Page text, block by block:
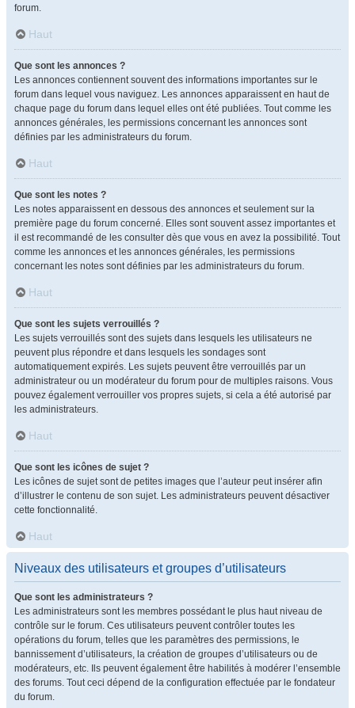
forum.
Haut
Que sont les annonces ?
Les annonces contiennent souvent des informations importantes sur le
forum dans lequel vous naviguez. Les annonces apparaissent en haut de
chaque page du forum dans lequel elles ont été publiées. Tout comme les
annonces générales, les permissions concernant les annonces sont
définies par les administrateurs du forum.
Haut
Que sont les notes ?
Les notes apparaissent en dessous des annonces et seulement sur la
première page du forum concerné. Elles sont souvent assez importantes et
il est recommandé de les consulter dès que vous en avez la possibilité. Tout
comme les annonces et les annonces générales, les permissions
concernant les notes sont définies par les administrateurs du forum.
Haut
Que sont les sujets verrouillés ?
Les sujets verrouillés sont des sujets dans lesquels les utilisateurs ne
peuvent plus répondre et dans lesquels les sondages sont
automatiquement expirés. Les sujets peuvent être verrouillés par un
administrateur ou un modérateur du forum pour de multiples raisons. Vous
pouvez également verrouiller vos propres sujets, si cela a été autorisé par
les administrateurs.
Haut
Que sont les icônes de sujet ?
Les icônes de sujet sont de petites images que l’auteur peut insérer afin
d’illustrer le contenu de son sujet. Les administrateurs peuvent désactiver
cette fonctionnalité.
Haut
Niveaux des utilisateurs et groupes d’utilisateurs
Que sont les administrateurs ?
Les administrateurs sont les membres possédant le plus haut niveau de
contrôle sur le forum. Ces utilisateurs peuvent contrôler toutes les
opérations du forum, telles que les paramètres des permissions, le
bannissement d’utilisateurs, la création de groupes d’utilisateurs ou de
modérateurs, etc. Ils peuvent également être habilités à modérer l’ensemble
des forums. Tout ceci dépend de la configuration effectuée par le fondateur
du forum.